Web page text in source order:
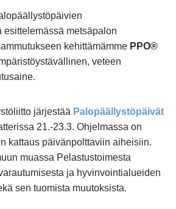
esittelemässä metsäpalon
kehittämämme PPO®
veteen
järjestää Palopäällystöpäivät
21.-23.3. Ohjelmassa on
kattaus päivänpolttaviin aiheisiin.
muassa Pelastustoimesta
ja hyvinvointialueiden
sen tuomista muutoksista.